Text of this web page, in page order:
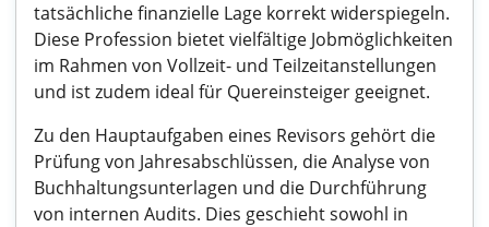
tatsächliche finanzielle Lage korrekt widerspiegeln.
Diese Profession bietet vielfältige Jobmöglichkeiten
im Rahmen von Vollzeit- und Teilzeitanstellungen
und ist zudem ideal für Quereinsteiger geeignet.
Zu den Hauptaufgaben eines Revisors gehört die
Prüfung von Jahresabschlüssen, die Analyse von
Buchhaltungsunterlagen und die Durchführung
von internen Audits. Dies geschieht sowohl in